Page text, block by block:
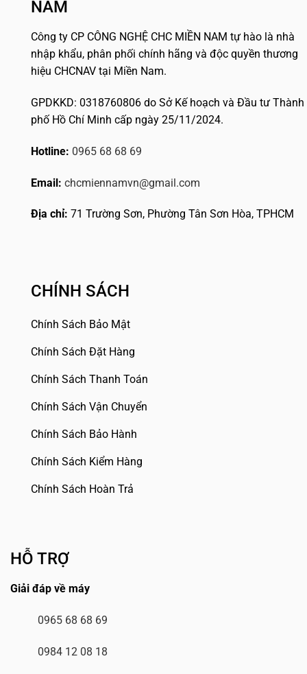
NAM
Công ty CP CÔNG NGHỆ CHC MIỀN NAM tự hào là nhà
nhập khẩu, phân phối chính hãng và độc quyền thương
hiệu CHCNAV tại Miền Nam.
GPDKKD: 0318760806 do Sở Kế hoạch và Đầu tư Thành
phố Hồ Chí Minh cấp ngày 25/11/2024.
Hotline: 0965 68 68 69
Email: chcmiennamvn@gmail.com
Địa chỉ: 71 Trường Sơn, Phường Tân Sơn Hòa, TPHCM
CHÍNH SÁCH
Chính Sách Bảo Mật
Chính Sách Đặt Hàng
Chính Sách Thanh Toán
Chính Sách Vận Chuyển
Chính Sách Bảo Hành
Chính Sách Kiểm Hàng
Chính Sách Hoàn Trả
HỖ TRỢ
Giải đáp về máy
0965 68 68 69
0984 12 08 18